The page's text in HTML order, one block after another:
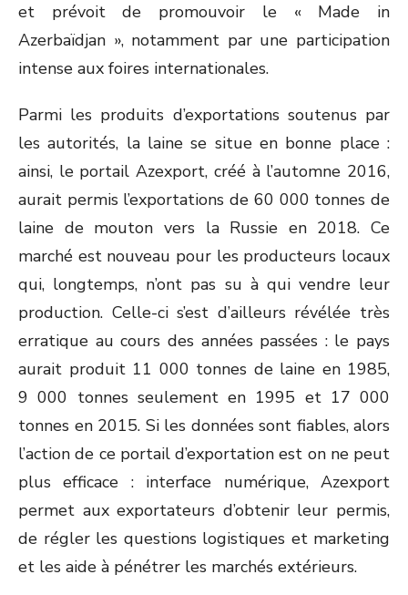
et prévoit de promouvoir le « Made in
Azerbaïdjan », notamment par une participation
intense aux foires internationales.
Parmi les produits d’exportations soutenus par
les autorités, la laine se situe en bonne place :
ainsi, le portail Azexport, créé à l’automne 2016,
aurait permis l’exportations de 60 000 tonnes de
laine de mouton vers la Russie en 2018. Ce
marché est nouveau pour les producteurs locaux
qui, longtemps, n’ont pas su à qui vendre leur
production. Celle-ci s’est d’ailleurs révélée très
erratique au cours des années passées : le pays
aurait produit 11 000 tonnes de laine en 1985,
9 000 tonnes seulement en 1995 et 17 000
tonnes en 2015. Si les données sont fiables, alors
l’action de ce portail d’exportation est on ne peut
plus efficace : interface numérique, Azexport
permet aux exportateurs d’obtenir leur permis,
de régler les questions logistiques et marketing
et les aide à pénétrer les marchés extérieurs.